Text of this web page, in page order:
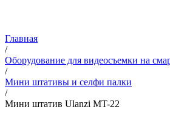
Главная
/
Оборудование для видеосъемки на
/
Мини штативы и селфи палки
/
Мини штатив Ulanzi MT-22